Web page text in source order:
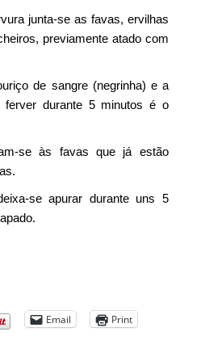
junta-se as favas, ervilhas
previamente atado com
de sangre (negrinha) e a
ferver durante 5 minutos é o
se às favas que já estão
se apurar durante uns 5
Email Print